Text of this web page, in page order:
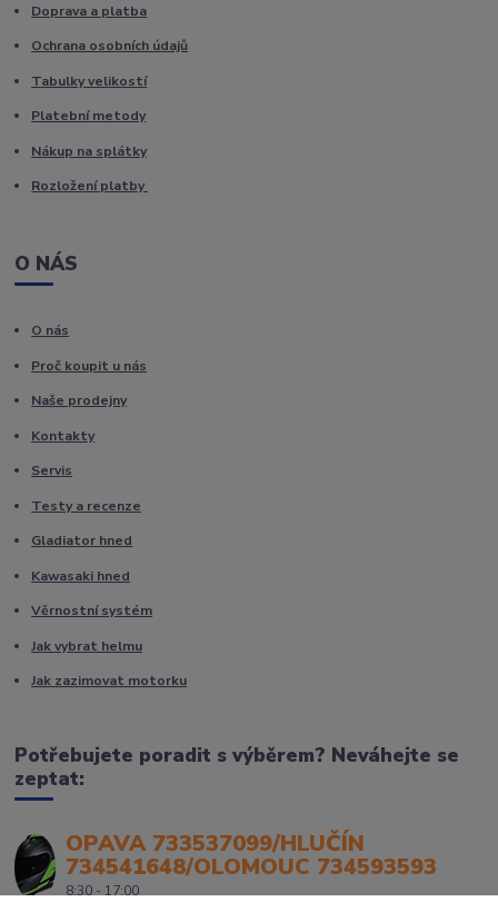
Doprava a platba
Ochrana osobních údajů
Tabulky velikostí
Platební metody
Nákup na splátky
Rozložení platby
O NÁS
O nás
Proč koupit u nás
Naše prodejny
Kontakty
Servis
Testy a recenze
Gladiator hned
Kawasaki hned
Věrnostní systém
Jak vybrat helmu
Jak zazimovat motorku
Potřebujete poradit s výběrem? Neváhejte se
zeptat:
OPAVA 733537099/HLUČÍN
734541648/OLOMOUC 734593593
8:30 - 17:00